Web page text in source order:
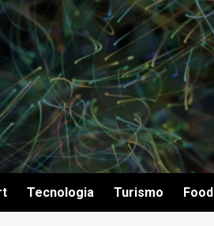
Tecnologia Turismo Food